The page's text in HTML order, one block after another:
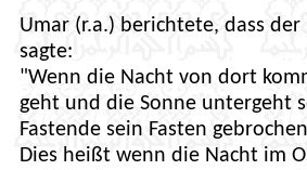
Umar (r.a.) berichtete, dass der
sagte:
"Wenn die Nacht von dort
geht und die Sonne untergeht
Fastende sein Fasten
Dies heißt wenn die Nacht im